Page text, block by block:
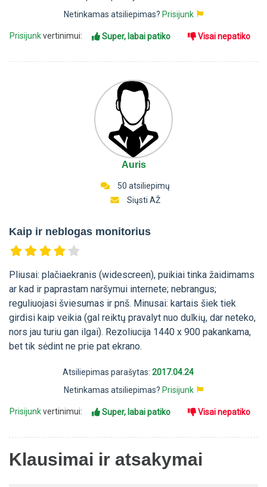
Netinkamas atsiliepimas? Prisijunk
Prisijunkvertinimui: Super, labai patiko Visai nepatiko
Auris
50 atsiliepimų
Siųsti AŽ
Kaip ir neblogas monitorius
Pliusai: plačiaekranis (widescreen), puikiai tinka žaidimams
ar kad ir paprastam naršymui internete; nebrangus;
reguliuojasi šviesumas ir pnš. Minusai: kartais šiek tiek
girdisi kaip veikia (gal reiktų pravalyt nuo dulkių, dar neteko,
nors jau turiu gan ilgai). Rezoliucija 1440 x 900 pakankama,
bet tik sėdint ne prie pat ekrano.
Atsiliepimas parašytas: 2017.04.24
Netinkamas atsiliepimas? Prisijunk
Prisijunkvertinimui: Super, labai patiko Visai nepatiko
Klausimai ir atsakymai